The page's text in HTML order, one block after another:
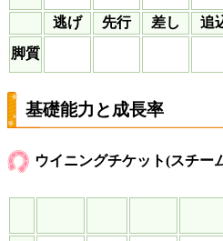
逃げ 先行 差し
追
脚質
基礎能力と成長率
ウイニングチケット(スチー